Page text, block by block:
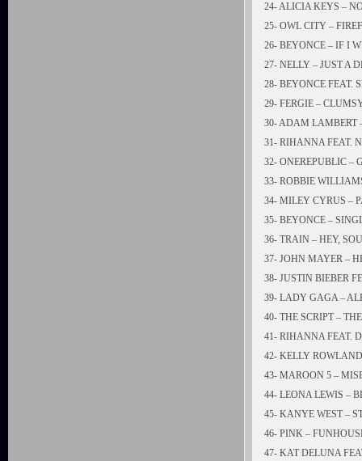
24- ALICIA KEYS –
25- OWL CITY –
26- BEYONCE – IF I
27- NELLY – JUST A
28- BEYONCE FEAT.
29- FERGIE –
30- ADAM LAMBERT
31- RIHANNA FEAT.
32- ONEREPUBLIC –
33- ROBBIE
34- MILEY CYRUS –
35- BEYONCE –
36- TRAIN – HEY,
37- JOHN MAYER –
38- JUSTIN BIEBER
39- LADY GAGA –
40- THE SCRIPT –
41- RIHANNA FEAT.
42- KELLY
43- MAROON 5 –
44- LEONA LEWIS –
45- KANYE WEST –
46- PINK –
47- KAT DELUNA